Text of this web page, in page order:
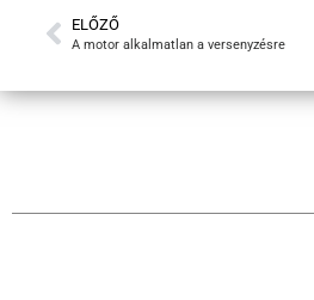
ELŐZŐ
A motor alkalmatlan a versenyzésre